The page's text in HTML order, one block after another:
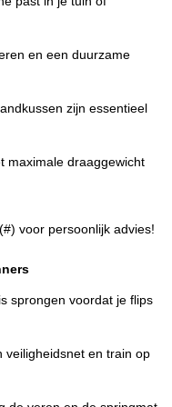
en een duurzame
zijn essentieel
maximale draaggewicht
voor persoonlijk advies!
sprongen voordat je flips
veiligheidsnet en train op